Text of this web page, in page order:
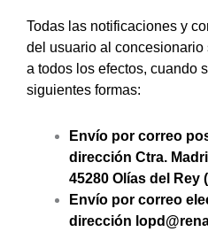
Todas las notificaciones y
del usuario al
a todos los efectos, cuando
siguientes formas:
Envío por correo
dirección Ctra.
45280 Olías del Rey
Envío por correo
dirección